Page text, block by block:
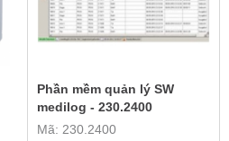
Phần mềm quản lý SW
medilog - 230.2400
Mã: 230.2400